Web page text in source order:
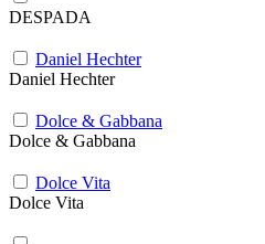
DESPADA
Daniel Hechter
Daniel Hechter
Dolce & Gabbana
Dolce & Gabbana
Dolce Vita
Dolce Vita